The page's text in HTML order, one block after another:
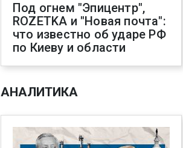
Под огнем "Эпицентр",
ROZETKA и "Новая почта":
что известно об ударе РФ
по Киеву и области
АНАЛИТИКА